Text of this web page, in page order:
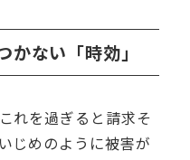
かない「時効」
れを過ぎると請求そ
じめのように被害が